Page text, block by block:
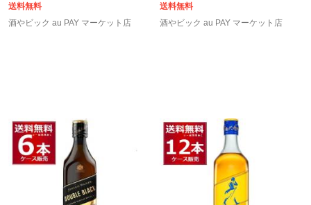
送料無料
酒やビック au PAY マーケット店
送料無料
酒やビック au PAY マーケット店